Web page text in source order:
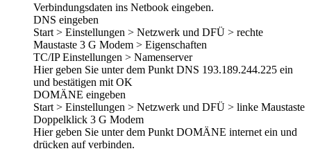
Verbindungsdaten ins Netbook eingeben.
DNS eingeben
Start > Einstellungen > Netzwerk und DFÜ > rechte
Maustaste 3 G Modem > Eigenschaften
TC/IP Einstellungen > Namenserver
Hier geben Sie unter dem Punkt DNS 193.189.244.225 ein
und bestätigen mit OK
DOMÄNE eingeben
Start > Einstellungen > Netzwerk und DFÜ > linke Maustaste
Doppelklick 3 G Modem
Hier geben Sie unter dem Punkt DOMÄNE internet ein und
drücken auf verbinden.